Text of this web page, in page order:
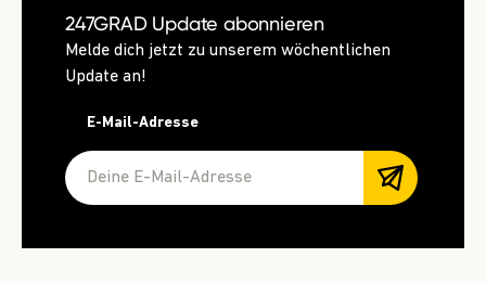
247GRAD Update abonnieren
Melde dich jetzt zu unserem wöchentlichen
Update an!
E-Mail-Adresse